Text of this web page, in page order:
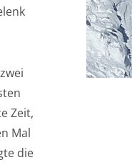
Zeit,
Mal
die